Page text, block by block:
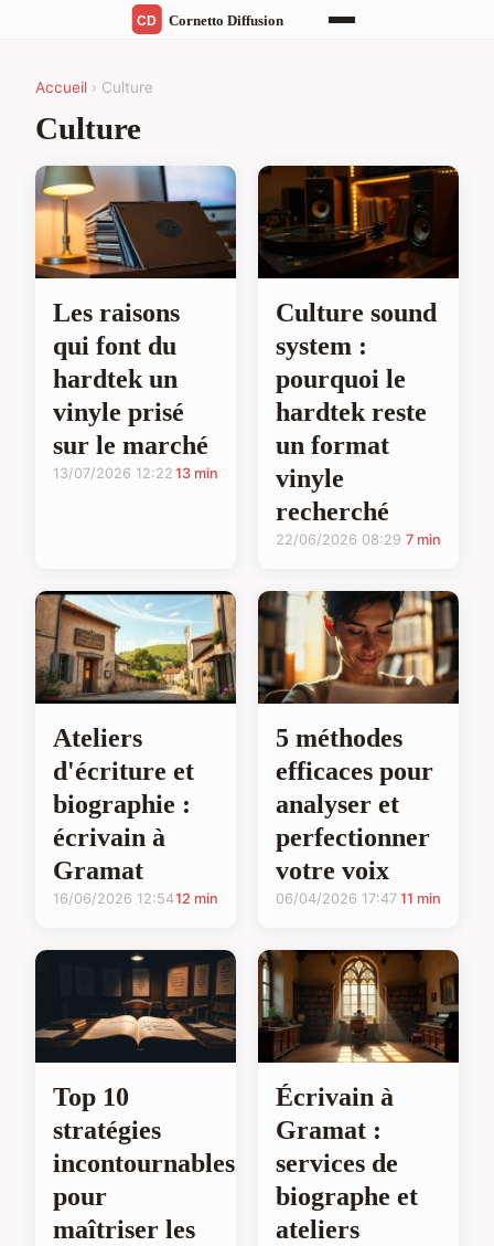
Accueil › Culture
Culture
Les raisons
qui font du
hardtek un
vinyle prisé
sur le marché
13/07/2026 12:22 13 min
Culture sound
system :
pourquoi le
hardtek reste
un format
vinyle
recherché
22/06/2026 08:29 7 min
Ateliers
d'écriture et
biographie :
écrivain à
Gramat
16/06/2026 12:5412 min
5 méthodes
efficaces pour
analyser et
perfectionner
votre voix
06/04/2026 17:47 11 min
Top 10
stratégies
incontournables
pour
maîtriser les
Écrivain à
Gramat :
services de
biographe et
ateliers